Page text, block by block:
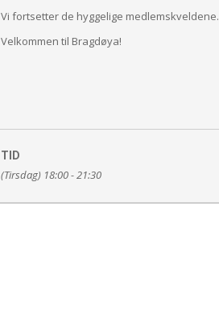
Vi fortsetter de hyggelige medlemskveldene.
Velkommen til Bragdøya!
TID
(Tirsdag) 18:00 - 21:30